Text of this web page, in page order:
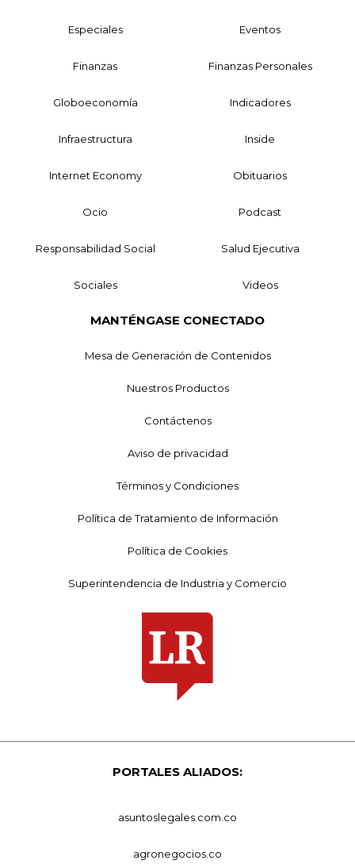
Especiales Eventos
Finanzas Finanzas Personales
Globoeconomía Indicadores
Infraestructura Inside
Internet Economy Obituarios
Ocio Podcast
Responsabilidad Social Salud Ejecutiva
Sociales Videos
MANTÉNGASE CONECTADO
Mesa de Generación de Contenidos
Nuestros Productos
Contáctenos
Aviso de privacidad
Términos y Condiciones
Política de Tratamiento de Información
Política de Cookies
Superintendencia de Industria y Comercio
PORTALES ALIADOS:
asuntoslegales.com.co
agronegocios.co